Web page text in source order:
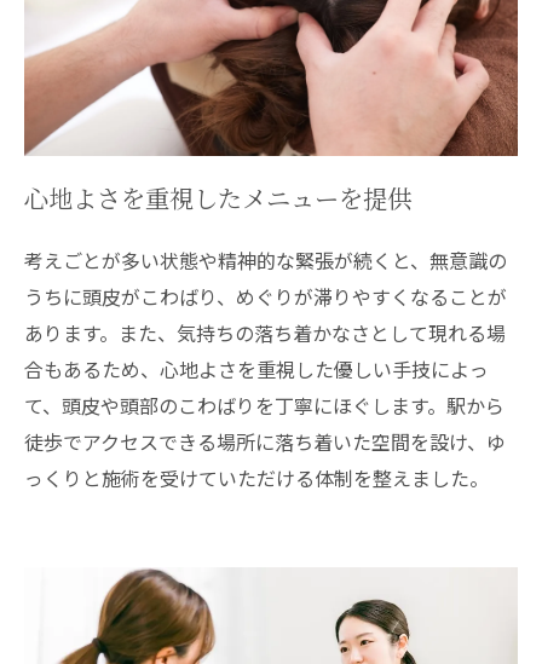
心地よさを重視したメニューを提供
考えごとが多い状態や精神的な緊張が続くと、無意識の
うちに頭皮がこわばり、めぐりが滞りやすくなることが
あります。また、気持ちの落ち着かなさとして現れる場
合もあるため、心地よさを重視した優しい手技によっ
て、頭皮や頭部のこわばりを丁寧にほぐします。駅から
徒歩でアクセスできる場所に落ち着いた空間を設け、ゆ
っくりと施術を受けていただける体制を整えました。